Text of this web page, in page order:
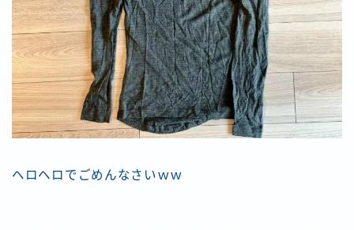
ヘロヘロでごめんなさいｗｗ